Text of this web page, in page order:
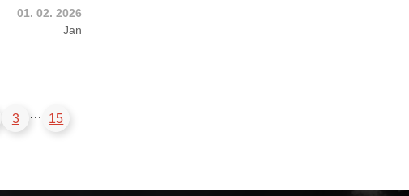
01. 02. 2026
Jan
3 … 15